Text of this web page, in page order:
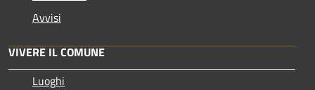
Avvisi
VIVERE IL COMUNE
Luoghi